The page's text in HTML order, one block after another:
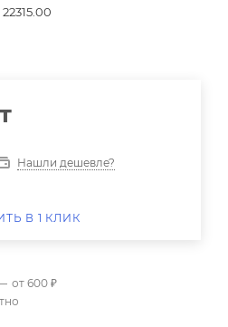
22315.00
Нашли дешевле?
В 1 КЛИК
от 600 ₽